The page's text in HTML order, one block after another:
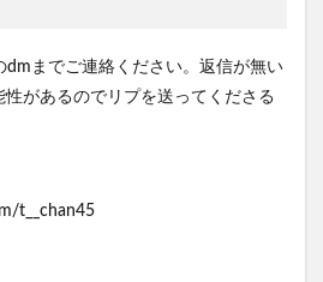
までご連絡ください。返信が無い
があるのでリプを送ってくださる
t__chan45